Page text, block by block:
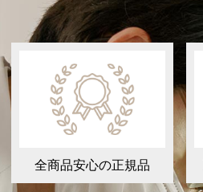
全商品安心の正規品